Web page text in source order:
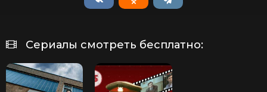
Сериалы смотреть бесплатно: